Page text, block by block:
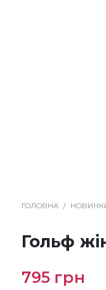
ГОЛОВНА /
Гольф
795 грн